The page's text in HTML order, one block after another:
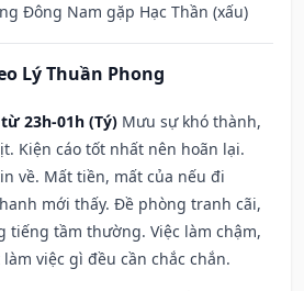
Đông Nam gặp Hạc Thần (xấu)
Lý Thuần Phong
23h-01h (Tý) Mưu sự khó thành,
Kiện cáo tốt nhất nên hoãn lại.
về. Mất tiền, mất của nếu đi
mới thấy. Đề phòng tranh cãi,
tiếng tầm thường. Việc làm chậm,
việc gì đều cần chắc chắn.